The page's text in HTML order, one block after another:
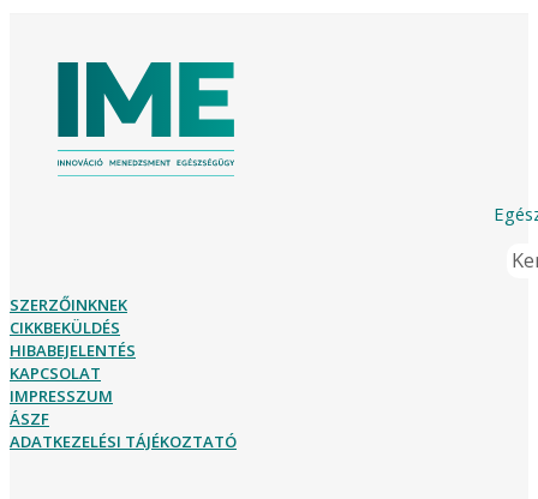
SZERZŐINKNEK
CIKKBEKÜLDÉS
HIBABEJELENTÉS
KAPCSOLAT
IMPRESSZUM
ÁSZF
ADATKEZELÉSI TÁJÉKOZTATÓ